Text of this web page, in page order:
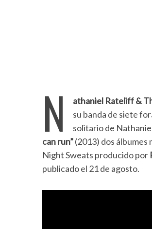
N athaniel Rateliff &
su banda de siete
solitario de
can run”(2013) dos
Night Sweats producido por
publicado el 21 de agosto.